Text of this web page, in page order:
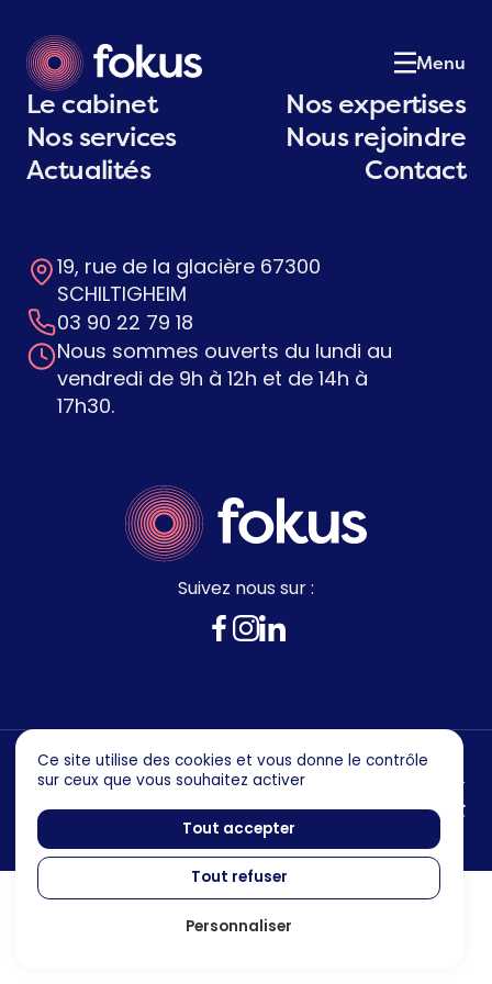
Menu
02Notre équipe
03Nos expertises
04Nos services
05 Actualités
Contactez-nous
Suivez nous sur :
19, rue de la glacière 67300
SCHILTIGHEIM
03 90 22 79 18
Nous sommes ouverts du lundi au
vendredi de 9h à 12h et de 14h à
17h30.
Le cabinet
Nos expertises
Nos services
Nous rejoindre
Actualités
Contact
Mentions legales
Politique de confidentialité
Ce site utilise des cookies et vous donne le contrôle
sur ceux que vous souhaitez activer
Tout accepter
Tout refuser
Personnaliser